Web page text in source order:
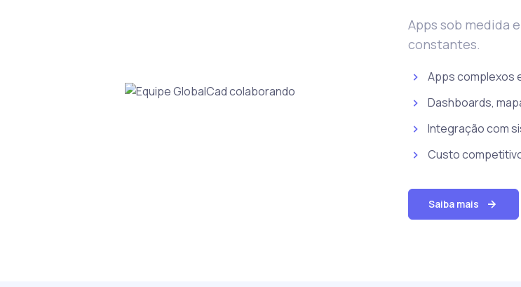
Apps sob medida
constantes.
Apps complexos
Dashboards,
Integração com
Custo
Saiba mais